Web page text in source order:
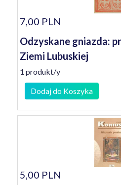
7,00 PLN
Odzyskane gniazda:
Ziemi Lubuskiej
1 produkt/y
Dodaj do Koszyka
5,00 PLN